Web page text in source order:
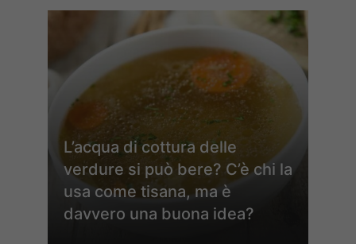
L’acqua di cottura delle
verdure si può bere? C’è chi la
usa come tisana, ma è
davvero una buona idea?